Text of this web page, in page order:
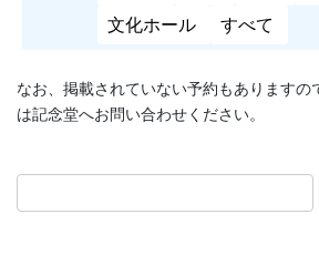
文化ホール すべて
なお、掲載されていない予約もありますの
は記念堂へお問い合わせください。